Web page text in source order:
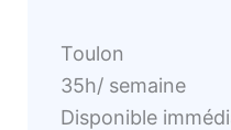
Toulon
35h/ semaine
Disponible